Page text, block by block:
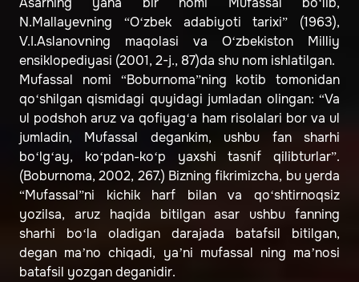
N.Mallayevning “O‘zbek adabiyoti tarixi” (1963),
V.I.Aslanovning maqolasi va O‘zbekiston Milliy
ensiklopediyasi (2001, 2-j., 87)da shu nom ishlatilgan.
Mufassal nomi “Boburnoma”ning kotib tomonidan
qo‘shilgan qismidagi quyidagi jumladan olingan: “Va
ul podshoh aruz va qofiyag‘a ham risolalari bor va ul
jumladin, Mufassal degankim, ushbu fan sharhi
bo‘lg‘ay, ko‘pdan-ko‘p yaxshi tasnif qilibturlar”.
(Boburnoma, 2002, 267.) Bizning fikrimizcha, bu yerda
“Mufassal”ni kichik harf bilan va qo‘shtirnoqsiz
yozilsa, aruz haqida bitilgan asar ushbu fanning
sharhi bo‘la oladigan darajada batafsil bitilgan,
degan ma’no chiqadi, ya’ni mufassal ning ma’nosi
batafsil yozgan deganidir.